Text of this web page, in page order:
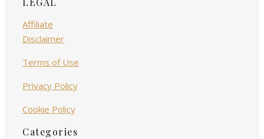
Affiliate
Disclaimer
Terms of Use
Privacy Policy
Cookie Policy
Categories